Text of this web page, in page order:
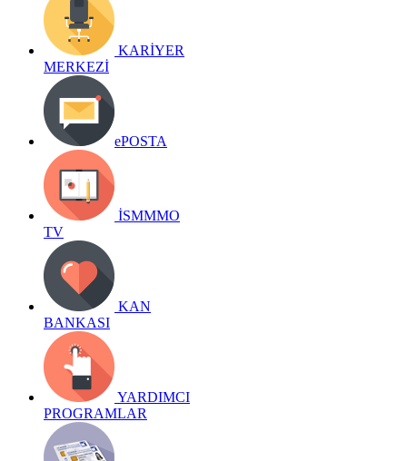
KARİYER
MERKEZİ
ePOSTA
İSMMMO
TV
KAN
BANKASI
YARDIMCI
PROGRAMLAR